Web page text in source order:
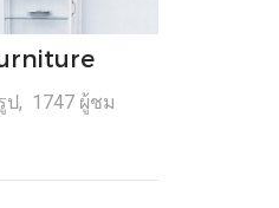
ป, 1747 ผู้ชม